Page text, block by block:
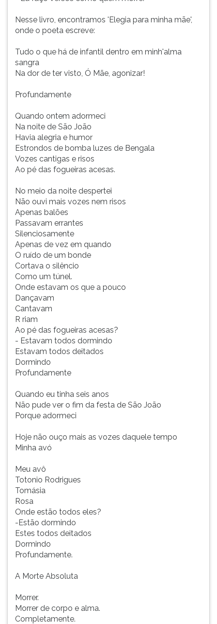
Nesse livro, encontramos 'Elegia para minha mãe',
onde o poeta escreve:
Tudo o que há de infantil dentro em minh'alma
sangra
Na dor de ter visto, Ó Mãe, agonizar!
Profundamente
Quando ontem adormeci
Na noite de São João
Havia alegria e humor
Estrondos de bomba luzes de Bengala
Vozes cantigas e risos
Ao pé das fogueiras acesas.
No meio da noite despertei
Não ouvi mais vozes nem risos
Apenas balões
Passavam errantes
Silenciosamente
Apenas de vez em quando
O ruído de um bonde
Cortava o silêncio
Como um túnel.
Onde estavam os que a pouco
Dançavam
Cantavam
R riam
Ao pé das fogueiras acesas?
- Estavam todos dormindo
Estavam todos deitados
Dormindo
Profundamente
Quando eu tinha seis anos
Não pude ver o fim da festa de São João
Porque adormeci
Hoje não ouço mais as vozes daquele tempo
Minha avó
Meu avô
Totonio Rodrigues
Tomásia
Rosa
Onde estão todos eles?
-Estão dormindo
Estes todos deitados
Dormindo
Profundamente.
A Morte Absoluta
Morrer.
Morrer de corpo e alma.
Completamente.